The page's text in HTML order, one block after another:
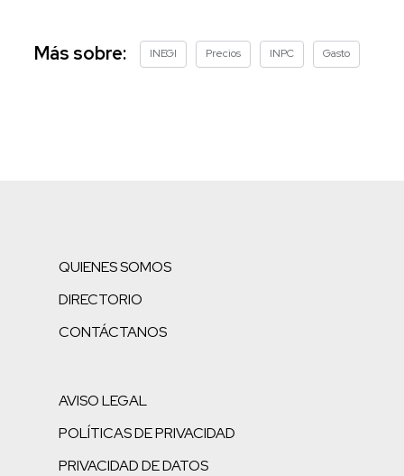
Más sobre: INEGI Precios INPC Gasto
QUIENES SOMOS
DIRECTORIO
CONTÁCTANOS
AVISO LEGAL
POLÍTICAS DE PRIVACIDAD
PRIVACIDAD DE DATOS